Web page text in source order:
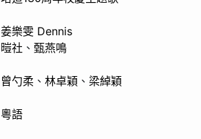
姜樂雯 Dennis
暟社 、 甄燕鳴
曾勺柔 、 林卓穎 、 梁綽穎
粵語